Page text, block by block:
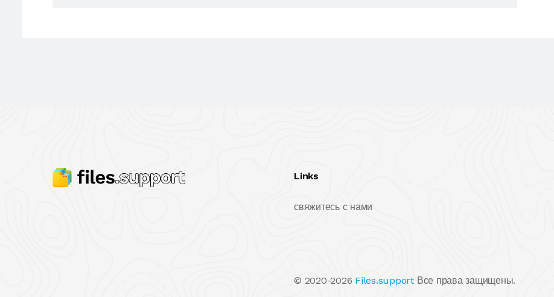
Links
свяжитесь с нами
© 2020-2026 Files.support Все права защищены.